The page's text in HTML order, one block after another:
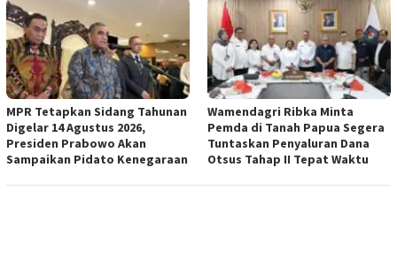
MPR Tetapkan Sidang Tahunan
Digelar 14 Agustus 2026,
Presiden Prabowo Akan
Sampaikan Pidato Kenegaraan
Wamendagri Ribka Minta
Pemda di Tanah Papua Segera
Tuntaskan Penyaluran Dana
Otsus Tahap II Tepat Waktu